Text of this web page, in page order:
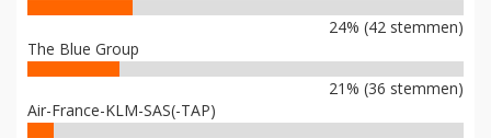
24% (42 stemmen)
The Blue Group
21% (36 stemmen)
Air-France-KLM-SAS(-TAP)